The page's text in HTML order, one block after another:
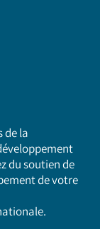
de la
du soutien de
de votre